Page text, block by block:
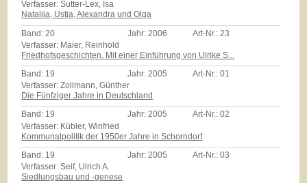
Verfasser: Sutter-Lex, Isa
Natalija, Ustja, Alexandra und Olga
Band: 20 Jahr: 2006 Art-Nr.: 23
Verfasser: Maier, Reinhold
Friedhofsgeschichten. Mit einer Einführung von Ulrike S...
Band: 19 Jahr:2005 Art-Nr.:01
Verfasser: Zollmann, Günther
Die Fünfziger Jahre in Deutschland
Band: 19 Jahr:2005 Art-Nr.:02
Verfasser: Kübler, Winfried
Kommunalpolitik der 1950er Jahre in Schorndorf
Band: 19 Jahr:2005 Art-Nr.:03
Verfasser: Seif, Ulrich A.
Siedlungsbau und -genese